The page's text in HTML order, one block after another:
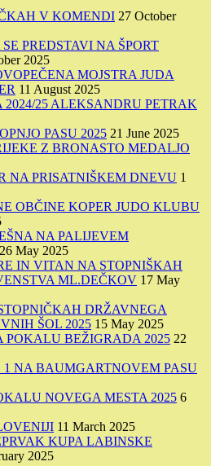
V KOMENDI 27 October
PREDSTAVI NA ŠPORT
2025
MOJSTRA JUDA
11 August 2025
25 ALEKSANDRU PETRAK
PASU 2025 21 June 2025
Z BRONASTO MEDALJO
NA PRISATNIŠKEM DNEVU 1
OBČINE KOPER JUDO KLUBU
NA PALIJEVEM
26 May 2025
IN VITAN NA STOPNIŠKAH
ML.DEČKOV 17 May
DRŽAVNEGA
ŠOL 2025 15 May 2025
POKALU BEŽIGRADA 2025 22
NA BAUMGARTNOVEM PASU
NOVEGA MESTA 2025 6
11 March 2025
KUPA LABINSKE
2025